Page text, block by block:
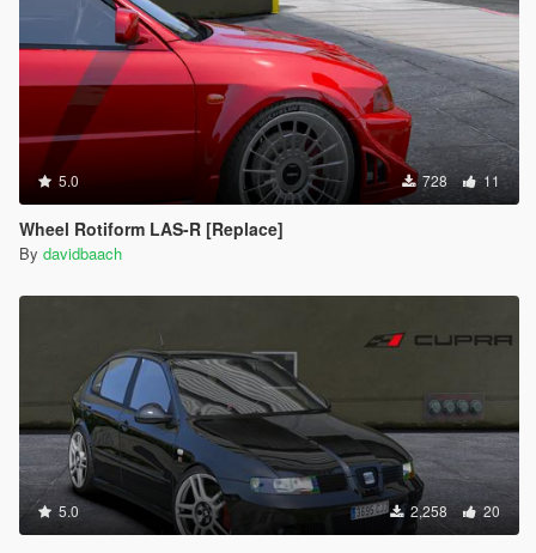
5.0 728 11
Wheel Rotiform LAS-R [Replace]
By davidbaach
5.0 2,258 20